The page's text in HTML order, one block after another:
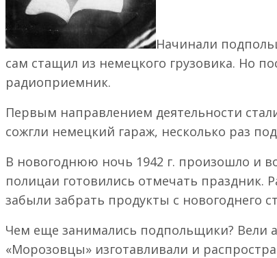
Начинали
сам стащил из немецкого грузовика. Но
радиоприемник.
Первым направлением деятельности
сожгли немецкий гараж, несколько раз
В новогоднюю ночь 1942 г. произошло и
полицаи готовились отмечать праздник.
забыли забрать продукты с новогоднего
Чем еще занимались подпольщики? Вели
«Морозовцы» изготавливали и